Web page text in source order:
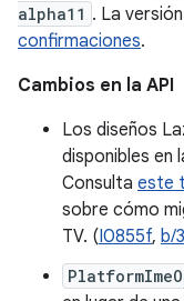
alpha11 . La
confirmaciones.
Cambios en la API
Los diseños
disponibles en
Consulta este
sobre cómo
TV. (I0855f, b/